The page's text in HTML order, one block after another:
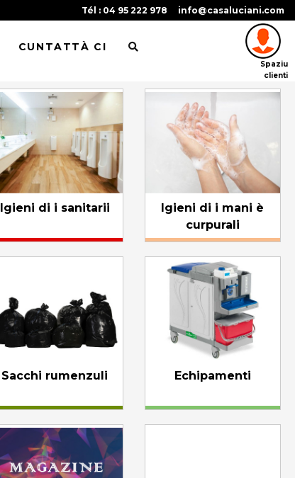
Tél : 04 95 222 978 info@casaluciani.com
CUNTATTÀ CI
Spaziu
clienti
Igieni di i sanitarii
Igieni di i mani è
curpurali
Sacchi rumenzuli Echipamenti